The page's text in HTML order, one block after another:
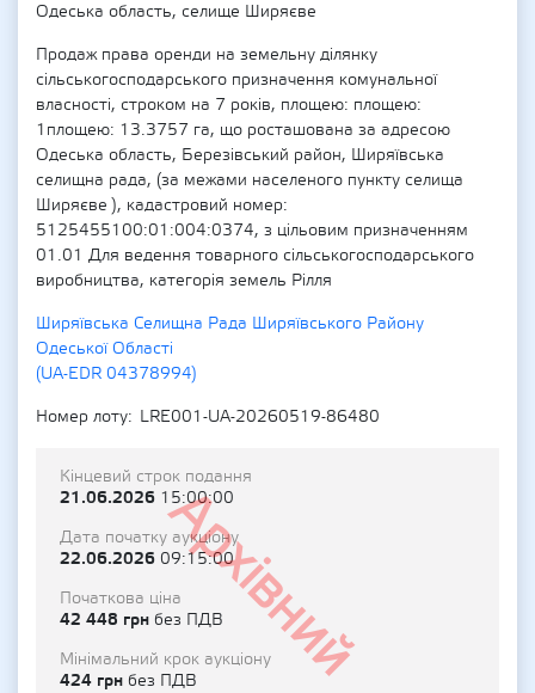
Одеська область, селище Ширяєве
Продаж права оренди на земельну ділянку
сільськогосподарського призначення комунальної
власності, строком на 7 років, площею: площею:
1площею: 13.3757 га, що росташована за адресою
Одеська область, Березівський район, Ширяївська
селищна рада, (за межами населеного пункту селища
Ширяєве ), кадастровий номер:
5125455100:01:004:0374, з цільовим призначенням
01.01 Для ведення товарного сільськогосподарського
виробництва, категорія земель Рілля
Ширяївська Селищна Рада Ширяївського Району
Одеської Області
(UA-EDR 04378994)
Номер лоту
LRE001-UA-20260519-86480
Архівний
Кінцевий строк подання
21.06.2026 15:00:00
Дата початку аукціону
22.06.2026 09:15:00
Початкова ціна
42 448 грн без ПДВ
Мінімальний крок аукціону
424 грн без ПДВ